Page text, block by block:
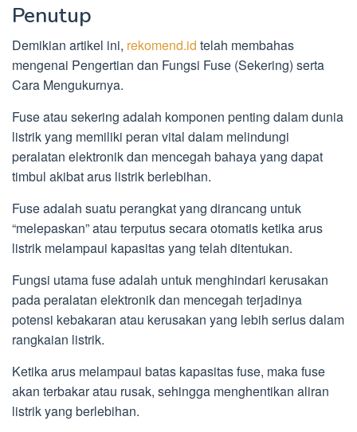
Penutup
Demikian artikel ini, rekomend.id telah membahas
mengenai Pengertian dan Fungsi Fuse (Sekering) serta
Cara Mengukurnya.
Fuse atau sekering adalah komponen penting dalam dunia
listrik yang memiliki peran vital dalam melindungi
peralatan elektronik dan mencegah bahaya yang dapat
timbul akibat arus listrik berlebihan.
Fuse adalah suatu perangkat yang dirancang untuk
“melepaskan” atau terputus secara otomatis ketika arus
listrik melampaui kapasitas yang telah ditentukan.
Fungsi utama fuse adalah untuk menghindari kerusakan
pada peralatan elektronik dan mencegah terjadinya
potensi kebakaran atau kerusakan yang lebih serius dalam
rangkaian listrik.
Ketika arus melampaui batas kapasitas fuse, maka fuse
akan terbakar atau rusak, sehingga menghentikan aliran
listrik yang berlebihan.